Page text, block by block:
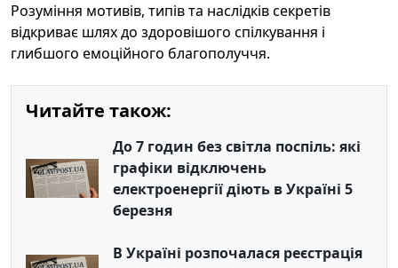
Розуміння мотивів, типів та наслідків секретів
відкриває шлях до здоровішого спілкування і
глибшого емоційного благополуччя.
Читайте також:
До 7 годин без світла поспіль: які
графіки відключень
електроенергії діють в Україні 5
березня
В Україні розпочалася реєстрація